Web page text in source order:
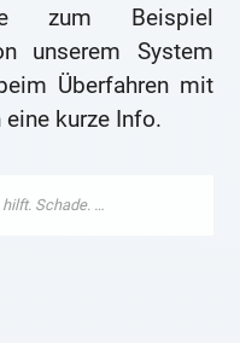
zum Beispiel
unserem System
Überfahren mit
kurze Info.